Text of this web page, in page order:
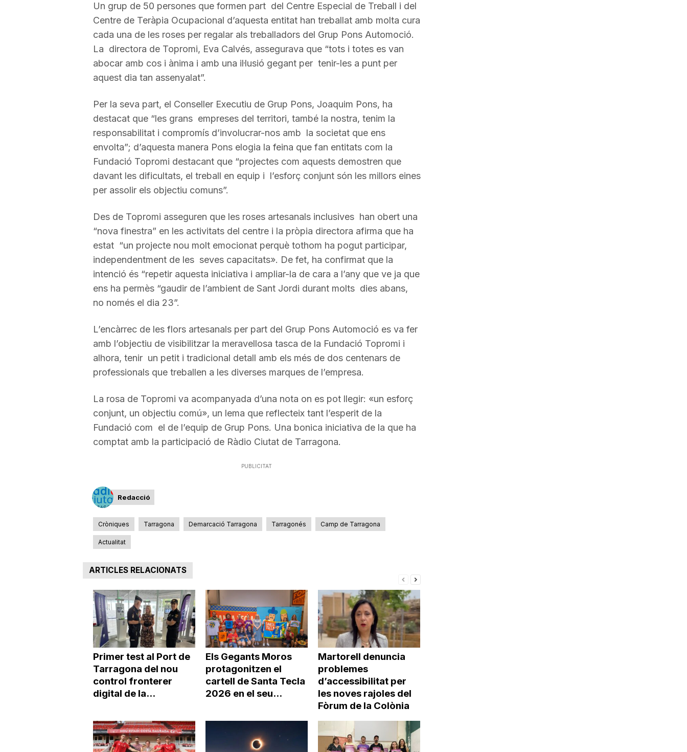
a
g
o
a
volum.
Un grup de 50 persones que formen part del Centre Especial de Treball i del
Centre de Teràpia Ocupacional d’aquesta entitat han treballat amb molta cura
cada una de les roses per regalar als treballadors del Grup Pons Automoció.
La directora de Topromi, Eva Calvés, assegurava que “tots i totes es van
abocar amb cos i ànima i amb una il·lusió gegant per tenir-les a punt per
aquest dia tan assenyalat”.
Per la seva part, el Conseller Executiu de Grup Pons, Joaquim Pons, ha
destacat que “les grans empreses del territori, també la nostra, tenim la
responsabilitat i compromís d’involucrar-nos amb la societat que ens
envolta”; d’aquesta manera Pons elogia la feina que fan entitats com la
Fundació Topromi destacant que “projectes com aquests demostren que
davant les dificultats, el treball en equip i l’esforç conjunt són les millors eines
per assolir els objectiu comuns”.
Des de Topromi asseguren que les roses artesanals inclusives han obert una
“nova finestra” en les activitats del centre i la pròpia directora afirma que ha
estat “un projecte nou molt emocionat perquè tothom ha pogut participar,
independentment de les seves capacitats». De fet, ha confirmat que la
intenció és “repetir aquesta iniciativa i ampliar-la de cara a l’any que ve ja que
ens ha permès “gaudir de l’ambient de Sant Jordi durant molts dies abans,
no només el dia 23”.
L’encàrrec de les flors artesanals per part del Grup Pons Automoció es va fer
amb l’objectiu de visibilitzar la meravellosa tasca de la Fundació Topromi i
alhora, tenir un petit i tradicional detall amb els més de dos centenars de
professionals que treballen a les diverses marques de l’empresa.
La rosa de Topromi va acompanyada d’una nota on es pot llegir: «un esforç
conjunt, un objectiu comú», un lema que reflecteix tant l’esperit de la
Fundació com el de l’equip de Grup Pons. Una bonica iniciativa de la que ha
comptat amb la participació de Ràdio Ciutat de Tarragona.
PUBLICITAT
Redacció
Cròniques Tarragona Demarcació Tarragona Tarragonés Camp de Tarragona
Actualitat
ARTICLES RELACIONATS
Primer test al Port de
Tarragona del nou
control fronterer
digital de la...
Els Gegants Moros
protagonitzen el
cartell de Santa Tecla
2026 en el seu...
Martorell denuncia
problemes
d’accessibilitat per
les noves rajoles del
Fòrum de la Colònia